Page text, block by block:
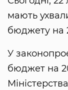
мають
бюджету на
У
бюджет на